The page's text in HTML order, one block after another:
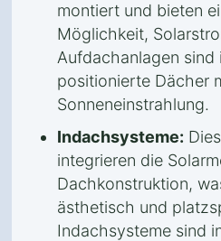
montiert und bieten
Möglichkeit,
Aufdachanlagen sind
positionierte Dächer
Sonneneinstrahlung.
Indachsysteme:
integrieren die
Dachkonstruktion,
ästhetisch und
Indachsysteme sind